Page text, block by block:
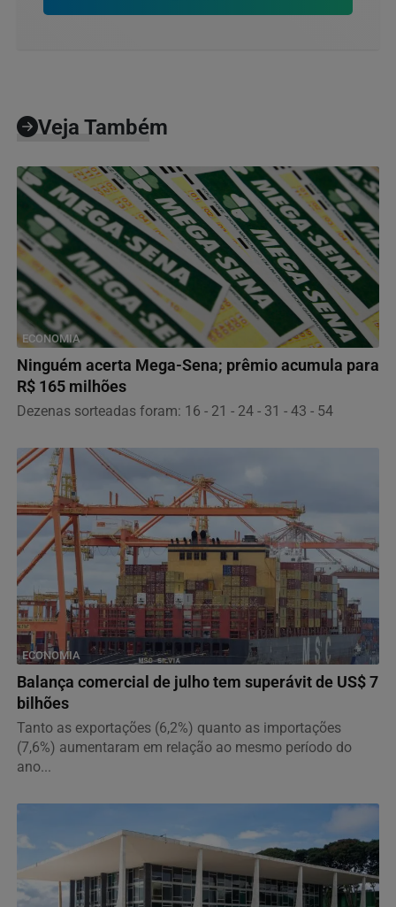
Veja Também
ECONOMIA
Ninguém acerta Mega-Sena; prêmio acumula para
R$ 165 milhões
Dezenas sorteadas foram: 16 - 21 - 24 - 31 - 43 - 54
ECONOMIA
Balança comercial de julho tem superávit de US$ 7
bilhões
Tanto as exportações (6,2%) quanto as importações
(7,6%) aumentaram em relação ao mesmo período do
ano...